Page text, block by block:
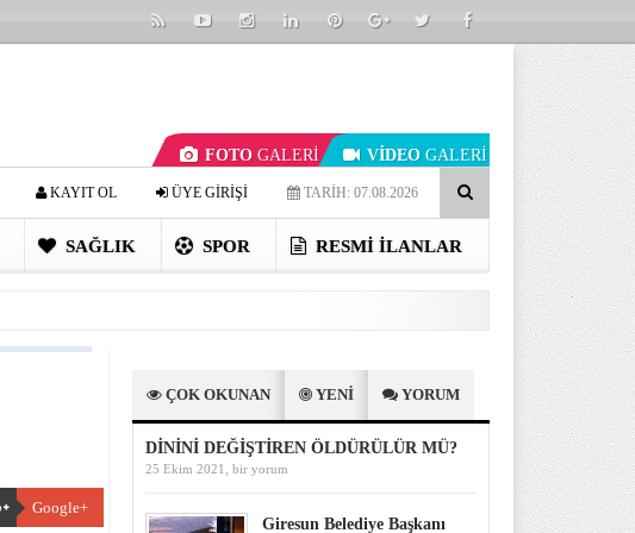
FOTO GALERİ VİDEO GALERİ
TARİH: 07.08.2026
ÜYE GİRİŞİ
KAYIT OL
SAĞLIK SPOR RESMI İLANLAR
Google+
ÇOK OKUNAN YENİ YORUM
DİNİNİ DEĞİŞTİREN ÖLDÜRÜLÜR MÜ?
25 Ekim 2021, bir yorum
Giresun Belediye Başkanı